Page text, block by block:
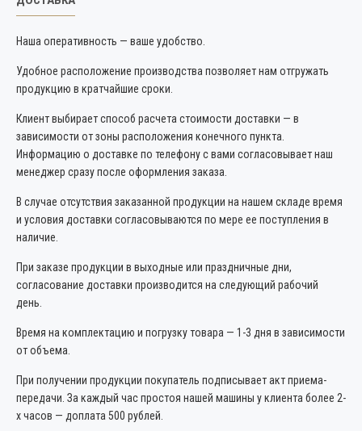
Наша оперативность — ваше удобство.
Удобное расположение производства позволяет нам отгружать
продукцию в кратчайшие сроки.
Клиент выбирает способ расчета стоимости доставки — в
зависимости от зоны расположения конечного пункта.
Информацию о доставке по телефону с вами согласовывает наш
менеджер сразу после оформления заказа.
В случае отсутствия заказанной продукции на нашем складе время
и условия доставки согласовываются по мере ее поступления в
наличие.
При заказе продукции в выходные или праздничные дни,
согласование доставки производится на следующий рабочий
день.
Время на комплектацию и погрузку товара — 1-3 дня в зависимости
от объема.
При получении продукции покупатель подписывает акт приема-
передачи. За каждый час простоя нашей машины у клиента более 2-
х часов — доплата 500 рублей.